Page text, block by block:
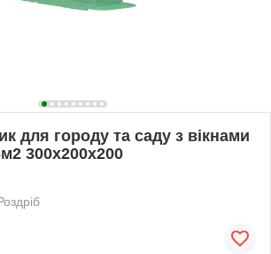
для городу та саду з вікнами
300х200х200